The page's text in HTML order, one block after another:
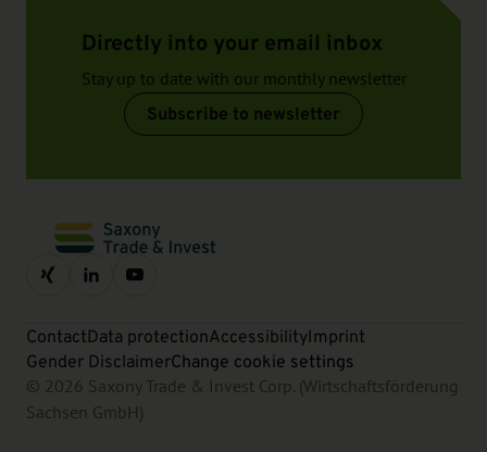
Directly into your email inbox
Stay up to date with our monthly newsletter
Subscribe to newsletter
ContactData protectionAccessibilityImprint
Gender DisclaimerChange cookie settings
© 2026 Saxony Trade & Invest Corp. (Wirtschaftsförderung
Sachsen GmbH)